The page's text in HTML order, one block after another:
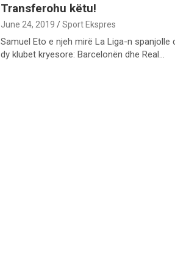
Transferohu këtu!
June 24, 2019 Sport Ekspres
Samuel Eto e njeh mirë La Liga-n spanjolle
dy klubet kryesore: Barcelonën dhe Real…